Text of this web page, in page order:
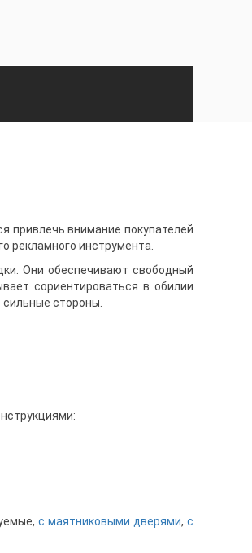
привлечь внимание покупателей
рекламного инструмента.
Они обеспечивают свободный
сориентироваться в обилии
стороны.
с маятниковыми дверями,с